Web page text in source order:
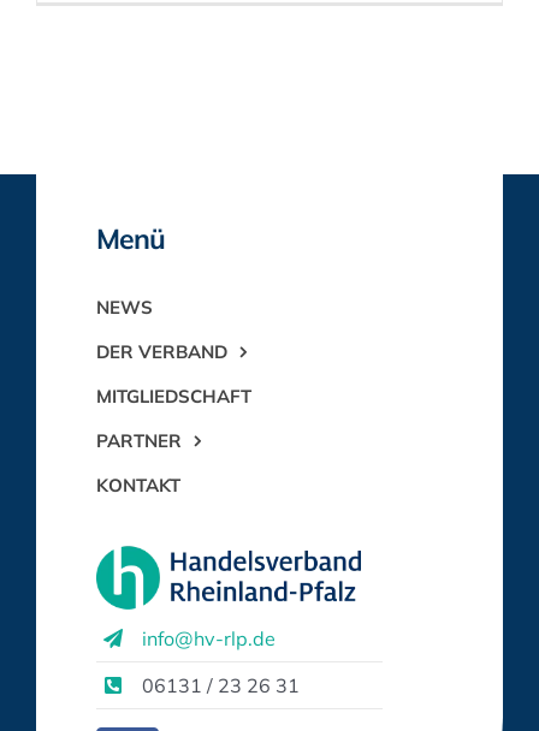
Menü
NEWS
DER VERBAND
MITGLIEDSCHAFT
PARTNER
KONTAKT
info@hv-rlp.de
06131 / 23 26 31